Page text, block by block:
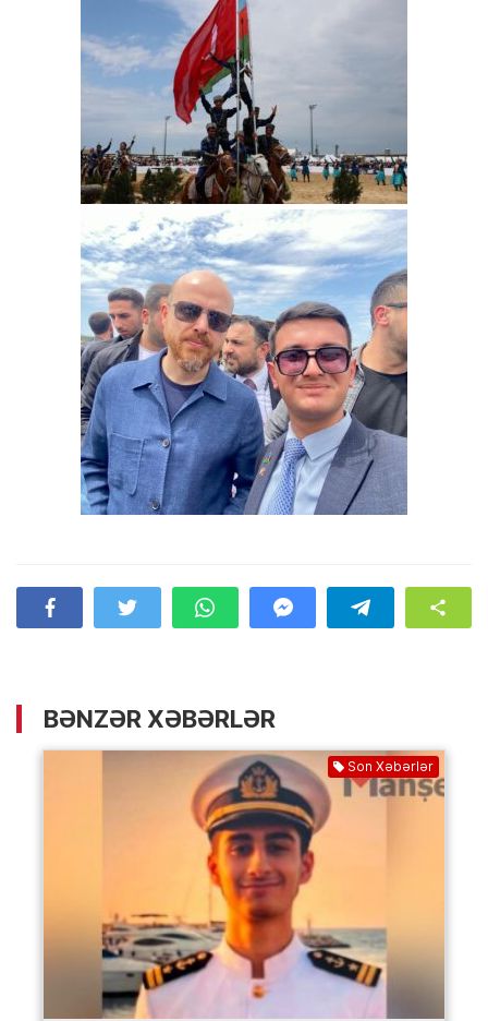
BƏNZƏR XƏBƏRLƏR
Son Xəbərlər